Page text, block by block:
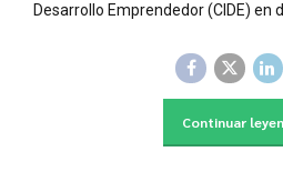
Desarrollo Emprendedor (CIDE) en
Continuar